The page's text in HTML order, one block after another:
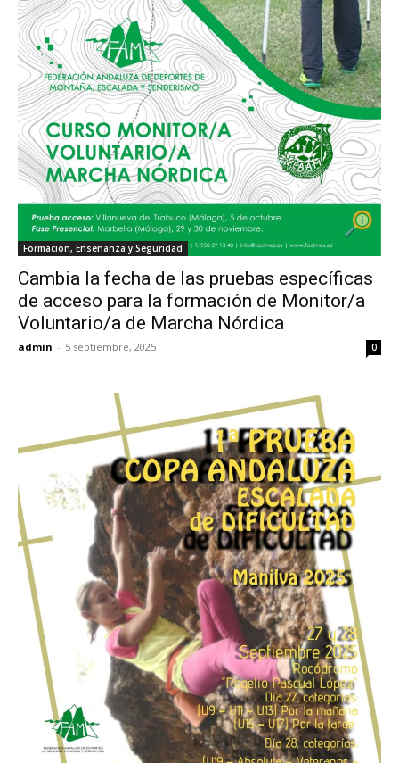
Formación, Enseñanza y Seguridad
Cambia la fecha de las pruebas específicas
de acceso para la formación de Monitor/a
Voluntario/a de Marcha Nórdica
admin - 5 septiembre, 2025 0